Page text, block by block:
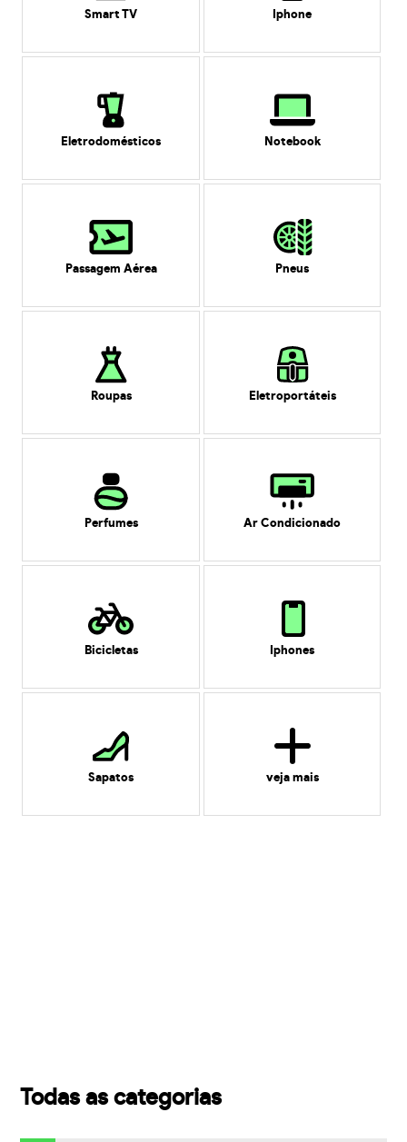
Smart TV Iphone
Eletrodomésticos Notebook
Passagem Aérea Pneus
Roupas Eletroportáteis
Perfumes Ar Condicionado
Bicicletas Iphones
Sapatos veja mais
Todas as categorias